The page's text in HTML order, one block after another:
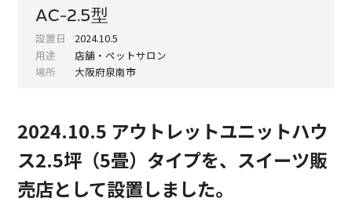
AC-2.5型
設置日
2024.10.5
用途
店舗・ペットサロン
場所
大阪府泉南市
2024.10.5 アウトレットユニットハウ
ス2.5坪（5畳）タイプを、スイーツ販
売店として設置しました。